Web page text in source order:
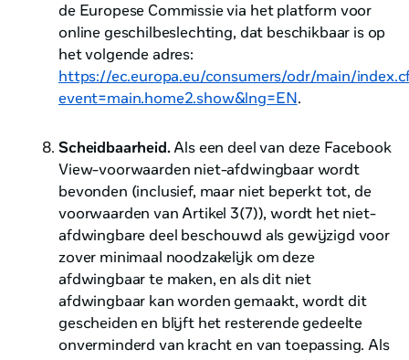
de Europese Commissie via het platform voor
online geschilbeslechting, dat beschikbaar is op
het volgende adres:
https://ec.europa.eu/consumers/odr/main/
event=main.home2.show&lng=EN.
Scheidbaarheid.Als een deel van deze Facebook
View-voorwaarden niet-afdwingbaar wordt
bevonden (inclusief, maar niet beperkt tot, de
voorwaarden van Artikel 3(7)), wordt het niet-
afdwingbare deel beschouwd als gewijzigd voor
zover minimaal noodzakelijk om deze
afdwingbaar te maken, en als dit niet
afdwingbaar kan worden gemaakt, wordt dit
gescheiden en blijft het resterende gedeelte
onverminderd van kracht en van toepassing. Als